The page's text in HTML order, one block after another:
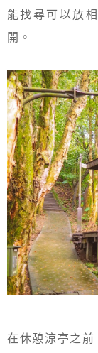
能找尋可以放
開。
在休憩涼亭之